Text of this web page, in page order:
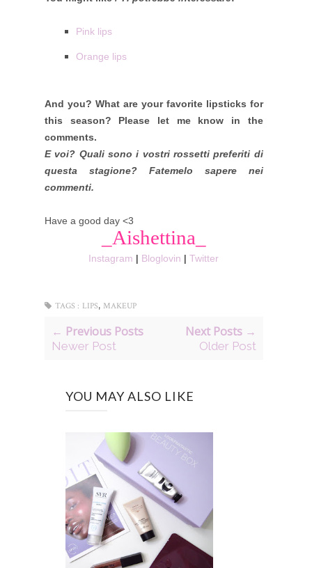
Pink lips
Orange lips
And you? What are your favorite lipsticks for
this season? Please let me know in the
comments.
E voi? Quali sono i vostri rossetti preferiti di
questa stagione? Fatemelo sapere nei
commenti.
Have a good day <3
_Aishettina_
Instagram | Bloglovin |Twitter
TAGS : LIPS, MAKEUP
← Previous Posts
Newer Post
Next Posts →
Older Post
YOU MAY ALSO LIKE